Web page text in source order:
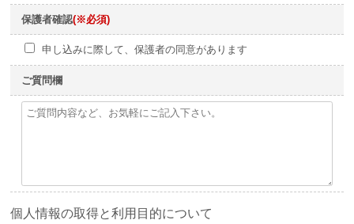
保護者確認(※必須)
申し込みに際して、保護者の同意があります
ご質問欄
個人情報の取得と利用目的について